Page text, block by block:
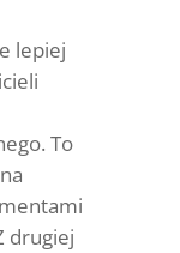
lepiej
To
drugiej